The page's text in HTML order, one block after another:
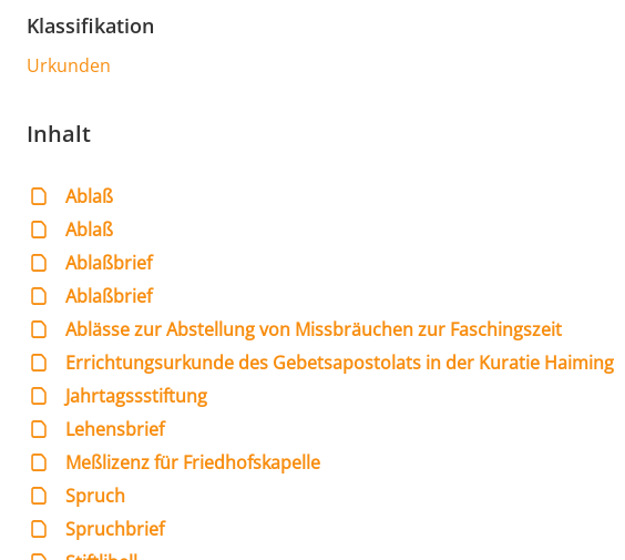
Klassifikation
Urkunden
Inhalt
Ablaß
Ablaß
Ablaßbrief
Ablaßbrief
Ablässe zur Abstellung von Missbräuchen zur Faschingszeit
Errichtungsurkunde des Gebetsapostolats in der Kuratie Haiming
Jahrtagssstiftung
Lehensbrief
Meßlizenz für Friedhofskapelle
Spruch
Spruchbrief